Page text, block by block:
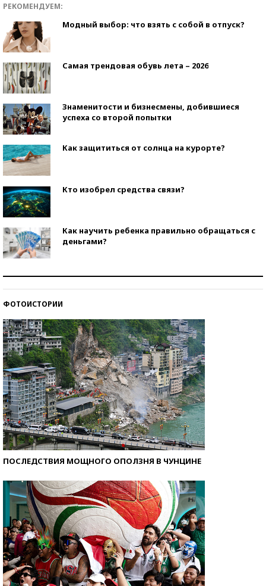
РЕКОМЕНДУЕМ:
Модный выбор: что взять с собой в отпуск?
Самая трендовая обувь лета – 2026
Знаменитости и бизнесмены, добившиеся
успеха со второй попытки
Как защититься от солнца на курорте?
Кто изобрел средства связи?
Как научить ребенка правильно обращаться с
деньгами?
ФОТОИСТОРИИ
ПОСЛЕДСТВИЯ МОЩНОГО ОПОЛЗНЯ В ЧУНЦИНЕ